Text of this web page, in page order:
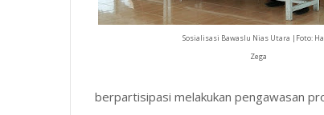
Sosialisasi Bawaslu Nias Utara |Foto:
Zega
berpartisipasi melakukan pengawasan